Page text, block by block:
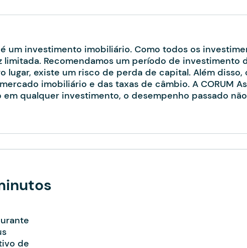
um investimento imobiliário. Como todos os
Recomendamos um período de investimento
lugar, existe um risco de perda de capital. Além
imobiliário e das taxas de câmbio. A CORUM
em qualquer investimento, o desempenho passado
de